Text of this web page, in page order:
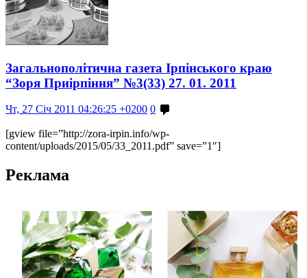
Загальнополітична газета Ірпінського краю
“Зоря Приірпіння” №3(33) 27. 01. 2011
Чт, 27 Січ 2011 04:26:25 +0200 0
[gview file=”http://zora-irpin.info/wp-
content/uploads/2015/05/33_2011.pdf” save=”1″]
Реклама